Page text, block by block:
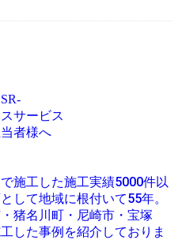
サービス
者様へ
施工した施工実績5000件以
して地域に根付いて55年。
猪名川町・尼崎市・宝塚
した事例を紹介しておりま